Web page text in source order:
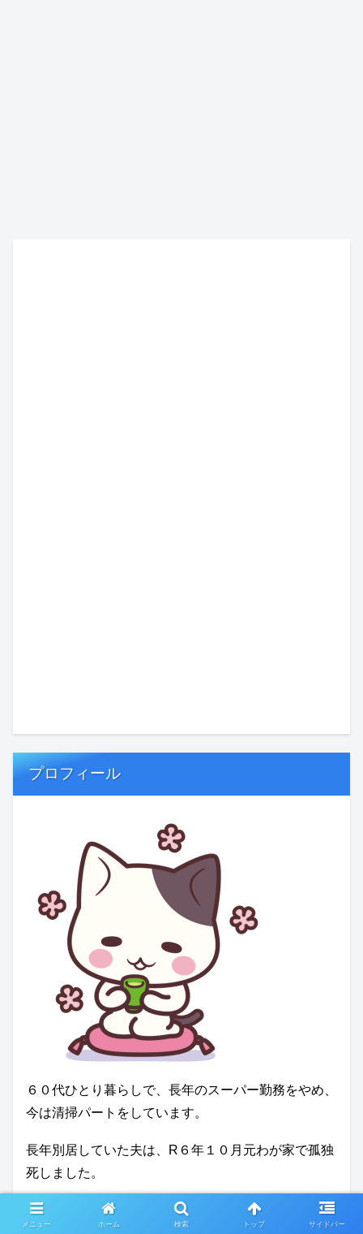
プロフィール
６０代ひとり暮らしで、長年のスーパー勤務をやめ、
今は清掃パートをしています。
長年別居していた夫は、R６年１０月元わが家で孤独
死しました。
（モラハラDVによる別居で、別居時からこちらのブ
メニュー ホーム 検索 トップ サイドバー